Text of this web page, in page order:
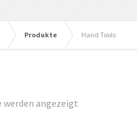
Produkte Hand Tools
werden angezeigt